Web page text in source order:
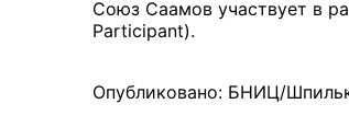
Союз Саамов участвует в
Participant).
Опубликовано: БНИЦ/